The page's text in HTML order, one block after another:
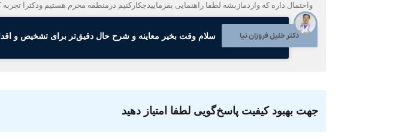
واحتمال داره که واردمازبشه لطفا راهنمایی بفرماییدچکارکنیم درمنطقه محرم هستیم ودکترا تجربه
دکتر خلیل فروزان نیا سلام وقت بخیر معاینه و شرح حال دقیق‌تر برای تشخیص و
جهت بهبود کیفیت پاسخ‌گویی لطفا امتیاز دهید